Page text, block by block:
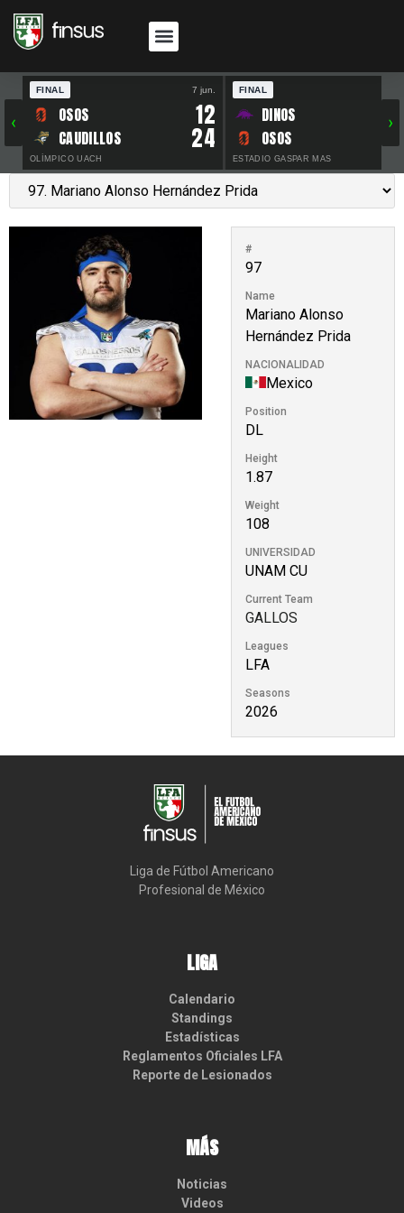
‹
FINAL 7 jun.
OSOS 12
CAUDILLOS 24
OLÍMPICO UACH
FINAL
DINOS
OSOS
ESTADIO GASPAR MAS
›
#
97
Name
Mariano Alonso
Hernández Prida
NACIONALIDAD
Mexico
Position
DL
Height
1.87
Weight
108
UNIVERSIDAD
UNAM CU
Current Team
GALLOS
Leagues
LFA
Seasons
2026
Liga de Fútbol Americano
Profesional de México
LIGA
Calendario
Standings
Estadísticas
Reglamentos Oficiales LFA
Reporte de Lesionados
MÁS
Noticias
Videos